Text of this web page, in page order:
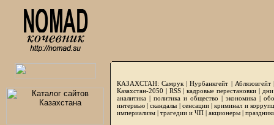
КАЗАХСТАН: Самрук |Нурбанкгейт | Аблязовгейт
Казахстан-2050 | RSS|кадровые перестановки|
аналитика | политика и общество | экономика |
интервью |скандалы | сенсации|криминал и
империализм | трагедии и ЧП | акционеры |